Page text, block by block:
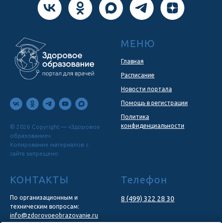
© 2026 Copyright — «Здоровое
образование».
Копирование материалов с
сайта запрещено.
МЕНЮ
Главная
Расписание
Новости портала
Помощь в регистрации
Политика
конфиденциальности
КОНТАКТЫ
По организационным и
техническим вопросам:
info@zdorovoeobrazovanie.ru
Телефон
8 (499) 322 28 30